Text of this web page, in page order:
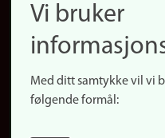
(no)
Finn forsker
Presse
Finn studier
Ledige stillinger
Vi bruker
Med ditt samtykke vil vi
følgende formål: